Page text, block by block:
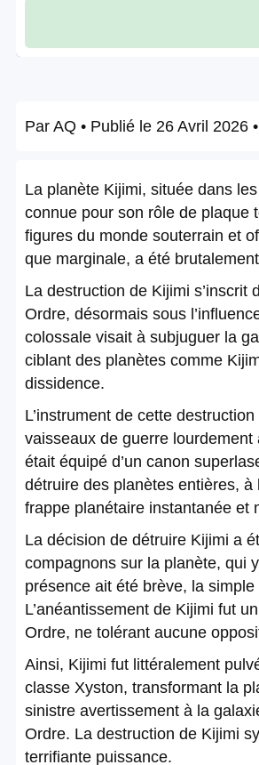
Par AQ • Publié le 26 Avril 2026
La planète Kijimi, située dans
connue pour son rôle de plaque
figures du monde souterrain et
que marginale, a été
La destruction de Kijimi
Ordre, désormais sous
colossale visait à subjuguer la
ciblant des planètes comme
dissidence.
L’instrument de cette
vaisseaux de guerre
était équipé d’un canon
détruire des planètes entières, à
frappe planétaire instantanée et
La décision de détruire Kijimi a
compagnons sur la planète, qui
présence ait été brève, la
L’anéantissement de Kijimi fut
Ordre, ne tolérant aucune
Ainsi, Kijimi fut littéralement
classe Xyston, transformant la
sinistre avertissement à la
Ordre. La destruction de Kijimi
terrifiante puissance.